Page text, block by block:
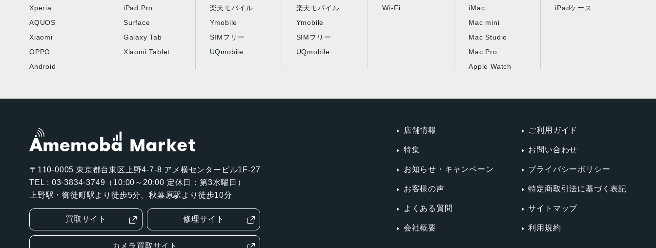
Xperia
AQUOS
Xiaomi
OPPO
Android
iPad Pro
Surface
Galaxy Tab
Xiaomi Tablet
楽天モバイル
Ymobile
SIMフリー
UQmobile
楽天モバイル
Ymobile
SIMフリー
UQmobile
Wi-Fi
iMac
Mac mini
Mac Studio
Mac Pro
Apple Watch
iPadケース
〒110-0005 東京都台東区上野4-7-8 アメ横センタービル1F-27
TEL : 03-3834-3749（10:00～20:00 定休日：第3水曜日）
上野駅・御徒町駅より徒歩5分、秋葉原駅より徒歩10分
買取サイト 修理サイト
カメラ買取サイト
店舗情報
特集
お知らせ・キャンペーン
お客様の声
よくある質問
会社概要
ご利用ガイド
お問い合わせ
プライバシーポリシー
特定商取引法に基づく表記
サイトマップ
利用規約